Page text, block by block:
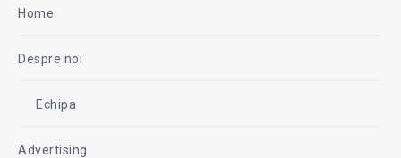
Home
Despre noi
Echipa
Advertising